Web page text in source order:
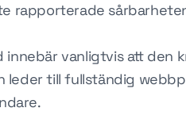
rapporterade
vanligtvis att den
till fullständig